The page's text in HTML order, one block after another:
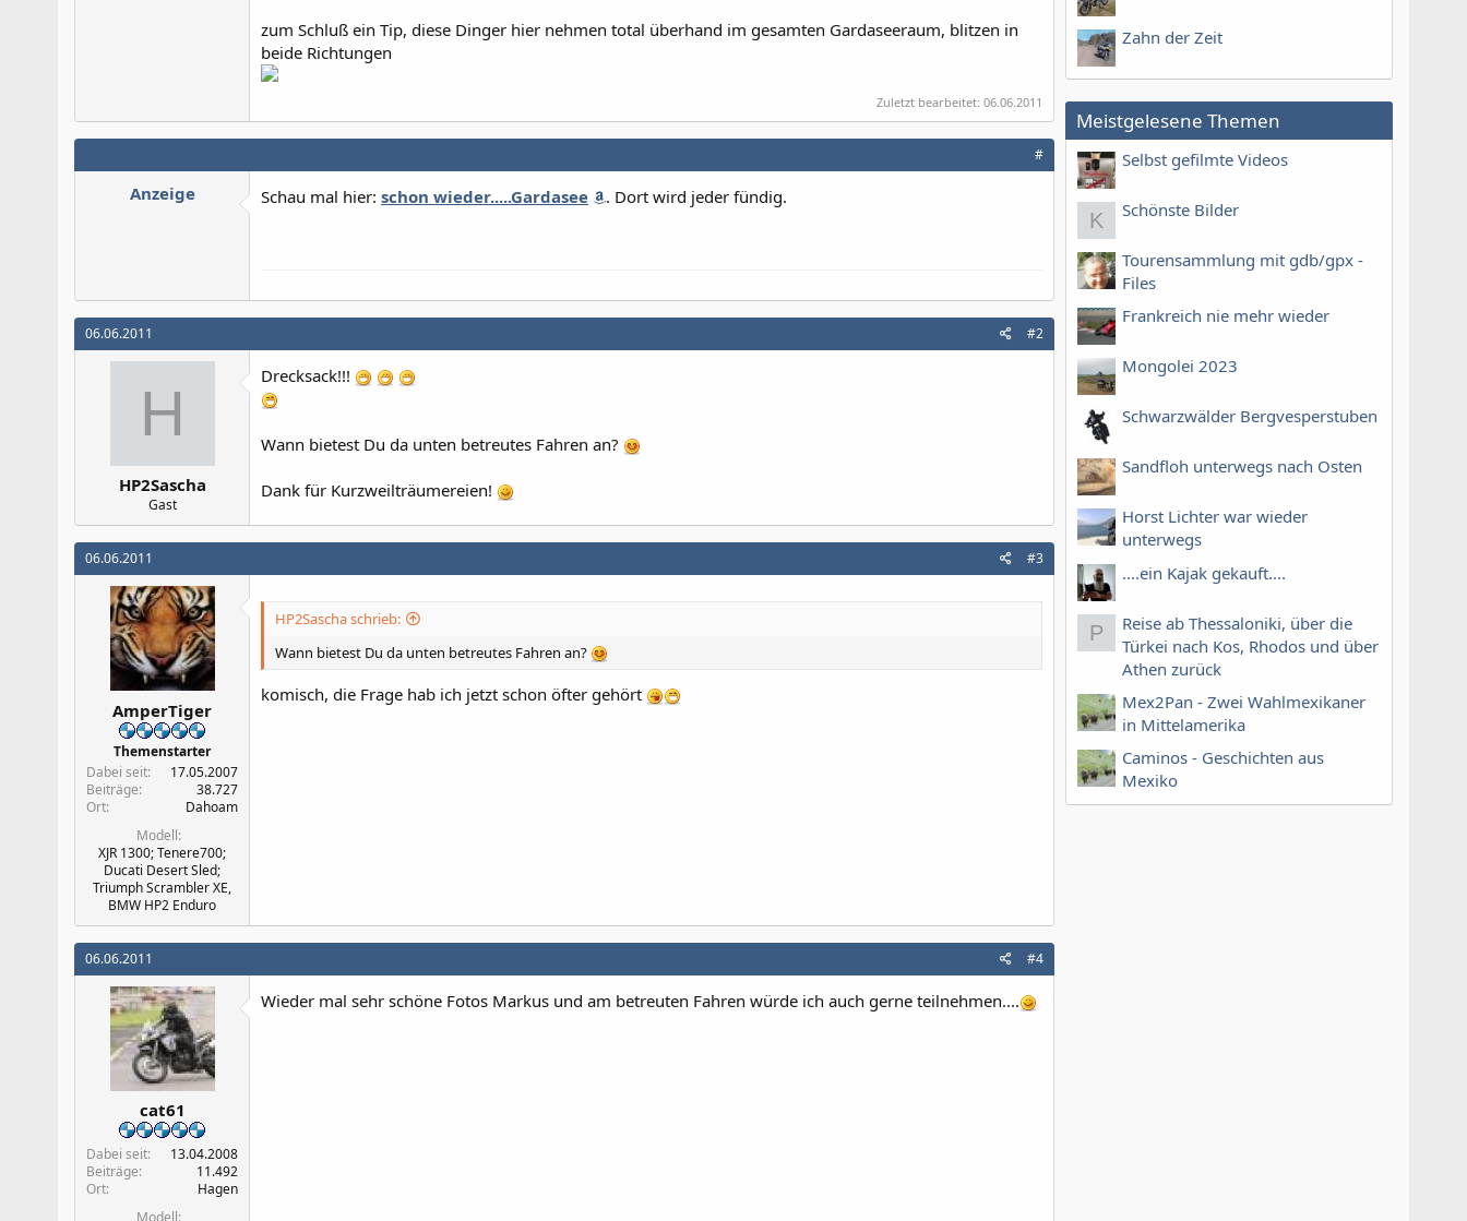
zum Schluß ein Tip, diese Dinger hier nehmen total überhand im gesamten Gardaseeraum, blitzen in
beide Richtungen
Zuletzt bearbeitet: 06.06.2011
#
Anzeige Schau mal hier: schon wieder.....Gardasee . Dort wird jeder fündig.
06.06.2011 #2
H
HP2Sascha
Gast
Drecksack!!!
Wann bietest Du da unten betreutes Fahren an?
Dank für Kurzweilträumereien!
06.06.2011 #3
AmperTiger
Themenstarter
Dabei seit
17.05.2007
Beiträge
38.727
Ort
Dahoam
Modell
XJR 1300; Tenere700;
Ducati Desert Sled;
Triumph Scrambler XE,
BMW HP2 Enduro
HP2Sascha schrieb:
Wann bietest Du da unten betreutes Fahren an?
komisch, die Frage hab ich jetzt schon öfter gehört
06.06.2011 #4
cat61
Dabei seit
13.04.2008
Beiträge
11.492
Ort
Hagen
Modell
Wieder mal sehr schöne Fotos Markus und am betreuten Fahren würde ich auch gerne teilnehmen....
Zahn der Zeit
Meistgelesene Themen
Selbst gefilmte Videos
K Schönste Bilder
Tourensammlung mit gdb/gpx -
Files
Frankreich nie mehr wieder
Mongolei 2023
Schwarzwälder Bergvesperstuben
Sandfloh unterwegs nach Osten
Horst Lichter war wieder
unterwegs
....ein Kajak gekauft....
P
Reise ab Thessaloniki, über die
Türkei nach Kos, Rhodos und über
Athen zurück
Mex2Pan - Zwei Wahlmexikaner
in Mittelamerika
Caminos - Geschichten aus
Mexiko